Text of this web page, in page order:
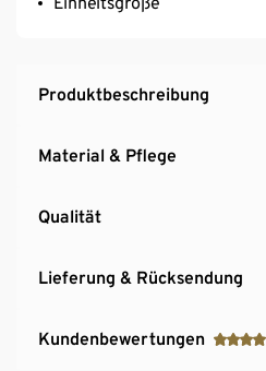
Produktbeschreibung
Material & Pflege
Qualität
Lieferung & Rücksendung
Kundenbewertungen